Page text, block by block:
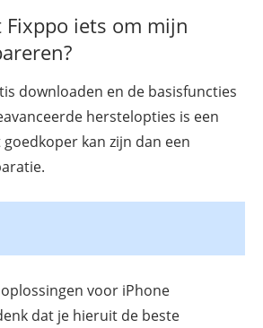
Fixppo iets om mijn
downloaden en de basisfuncties
herstelopties is een
kan zijn dan een
voor iPhone
dat je hieruit de beste